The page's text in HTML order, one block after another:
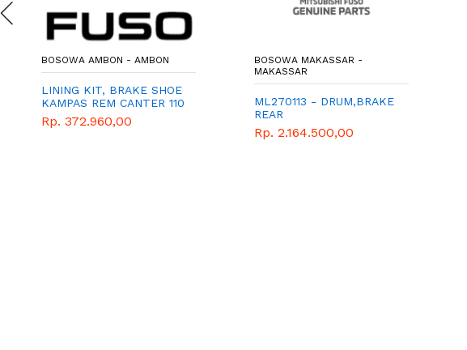
BOSOWA AMBON - AMBON
LINING KIT, BRAKE SHOE
KAMPAS REM CANTER 110
PS
Rp. 372.960,00
BOSOWA MAKASSAR -
MAKASSAR
ML270113 - DRUM,BRAKE
REAR
Rp. 2.164.500,00